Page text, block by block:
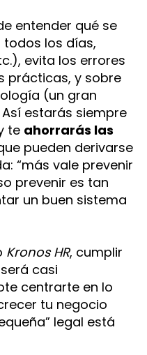
entender qué se
los días,
evita los errores
prácticas, y sobre
(un gran
estarás siempre
te ahorrarás las
pueden derivarse
“más vale prevenir
prevenir es tan
un buen sistema
Kronos HR, cumplir
será casi
centrarte en lo
tu negocio
legal está